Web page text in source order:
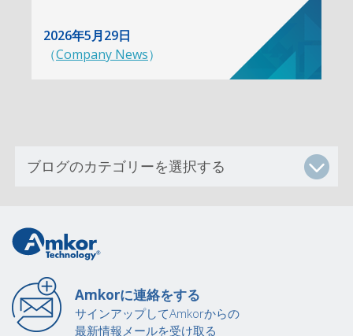
2026年5月29日
（Company News）
Amkorに連絡をする
サインアップしてAmkorからの
最新情報メールを受け取る